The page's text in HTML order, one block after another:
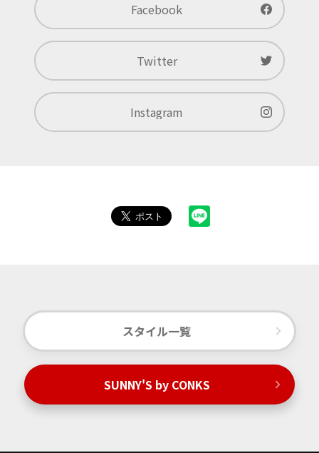
Facebook
Twitter
Instagram
スタイル一覧
SUNNY'S by CONKS